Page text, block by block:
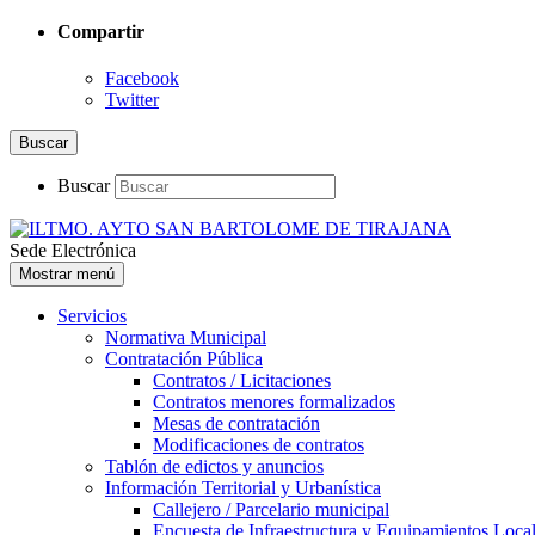
Compartir
Facebook
Twitter
Buscar
Buscar
Sede Electrónica
Mostrar menú
Servicios
Normativa Municipal
Contratación Pública
Contratos / Licitaciones
Contratos menores formalizados
Mesas de contratación
Modificaciones de contratos
Tablón de edictos y anuncios
Información Territorial y Urbanística
Callejero / Parcelario municipal